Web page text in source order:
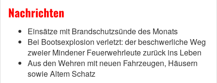
Nachrichten
Einsätze mit Brandschutzsünde des Monats
Bei Bootsexplosion verletzt: der beschwerliche Weg
zweier Mindener Feuerwehrleute zurück ins Leben
Aus den Wehren mit neuen Fahrzeugen, Häusern
sowie Altem Schatz